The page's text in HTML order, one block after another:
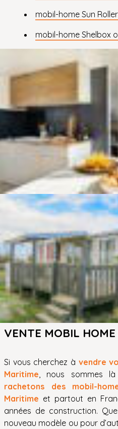
mobil-home Sun
mobil-home Shelbox
VENTE MOBIL
Si vous cherchez à vendre
Maritime , nous sommes
rachetons des mobil-
Maritime et partout en
années de construction.
nouveau modèle ou pour